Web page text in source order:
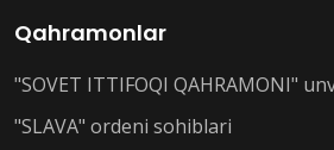
Qahramonlar
"SOVET ITTIFOQI QAHRAMONI"
"SLAVA" ordeni sohiblari